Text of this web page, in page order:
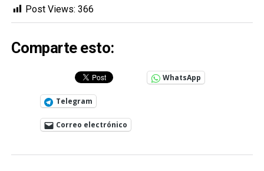
Post Views: 366
Comparte esto:
WhatsApp
Telegram
Correo electrónico